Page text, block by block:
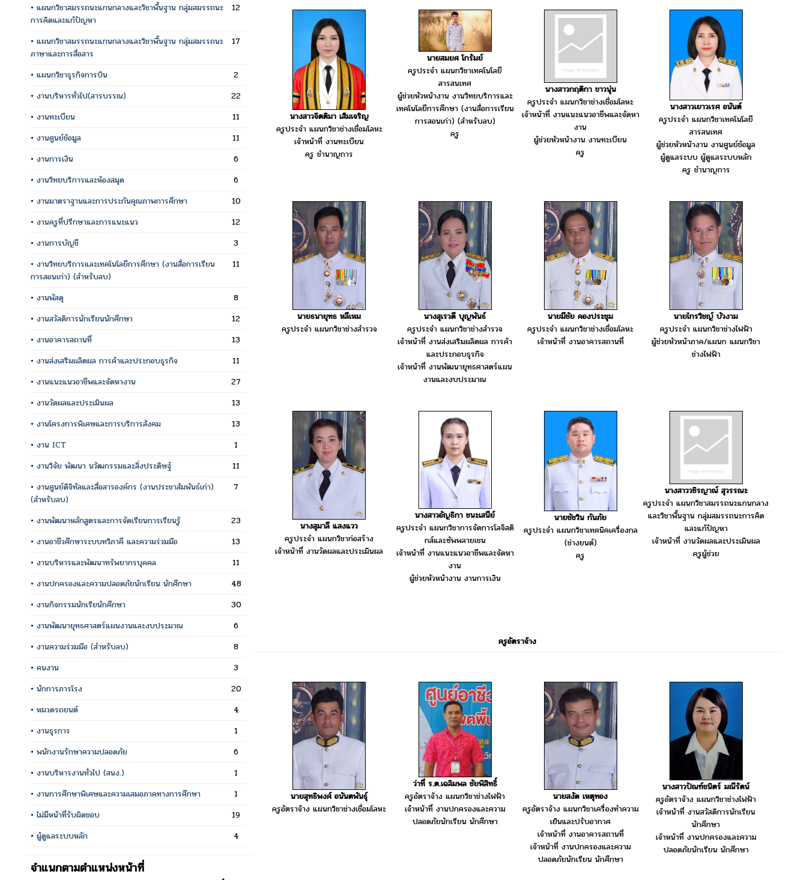
• แผนกวิชาสมรรถนะแกนกลางและวิชาพื้นฐาน กลุ่มสมรรถนะ
การคิดและแก้ปัญหา
12
• แผนกวิชาสมรรถนะแกนกลางและวิชาพื้นฐาน กลุ่มสมรรถนะ
ภาษาและการสื่อสาร
17
• แผนกวิชาธุรกิจการบิน
2
• งานบริหารทั่วไป(สารบรรณ)
22
• งานทะเบียน
11
• งานศูนย์ข้อมูล
11
• งานการเงิน
6
• งานวิทยบริการและห้องสมุด
6
• งานมาตราฐานและการประกันคุณภาพการศึกษา
10
• งานครูที่ปรึกษาและการแนะแนว
12
• งานการบัญชี
3
• งานวิทยบริการและเทคโนโลยีการศึกษา (งานสื่อการเรียน
การสอนเก่า) (สำหรับลบ)
11
• งานพัสดุ
8
• งานสวัสดิการนักเรียนนักศึกษา
12
• งานอาคารสถานที่
13
• งานส่งเสริมผลิตผล การค้าและประกอบธุรกิจ
11
• งานแนะแนวอาชีพและจัดหางาน
27
• งานวัดผลและประเมินผล
13
• งานโครงการพิเศษและการบริการสังคม
13
• งาน ICT
1
• งานวิจัย พัฒนา นวัฒกรรมและสิ่งประดิษฐ์
11
• งานศูนย์ดิจิทัลและสื่อสารองค์กร (งานประชาสัมพันธ์เก่า)
(สำหรับลบ)
7
• งานพัฒนาหลักสูตรและการจัดเรียนการเรียนรู้
23
• งานอาชีวศึกษาระบบทวิภาคี และความร่วมมือ
13
• งานบริหารและพัฒนาทรัพยากรบุคคล
11
• งานปกครองและความปลอดภัยนักเรียน นักศึกษา
48
• งานกิจกรรมนักเรียนักศึกษา
30
• งานพัฒนายุทธศาสตร์แผนงานและงบประมาณ
6
• งานความร่วมมือ (สำหรับลบ)
8
• คนงาน
3
• นักการภารโรง
20
• หมวดรถยนต์
4
• งานธุรการ
1
• พนักงานรักษาความปลอดภัย
6
• งานบริหารงานทั่วไป (สนง.)
1
• งานการศึกษาพิเศษและความเสมอภาคทางการศึกษา
1
•ไม่มีหน้าที่รับผิดชอบ
19
• ผู้ดูแลระบบหลัก 4
จำแนกตามตำแหน่งหน้าที่
นางสาวจิตติมา เส็มเจริญ
ครูประจำ แผนกวิชาช่างเชื่อมโลหะ
เจ้าหน้าที่ งานทะเบียน
ครู ชำนาญการ
นายสมยศ โกรัมย์
ครูประจำ แผนกวิชาเทคโนโลยี
สารสนเทศ
ผู้ช่วยหัวหน้างาน งานวิทยบริการและ
เทคโนโลยีการศึกษา (งานสื่อการเรียน
การสอนเก่า) (สำหรับลบ)
ครู
นางสาวกฤติกา ขาวนุ่น
ครูประจำ แผนกวิชาช่างเชื่อมโลหะ
เจ้าหน้าที่ งานแนะแนวอาชีพและจัดหา
งาน
ผู้ช่วยหัวหน้างาน งานทะเบียน
ครู
นางสาวเยาวเรศ อนันต์
ครูประจำ แผนกวิชาเทคโนโลยี
สารสนเทศ
ผู้ช่วยหัวหน้างาน งานศูนย์ข้อมูล
ผู้ดูแลระบบ ผู้ดูแลระบบหลัก
ครู ชำนาญการ
นายธนายุทธ หลีเหม
ครูประจำ แผนกวิชาช่างสำรวจ
นางสุเรวดี บุญพันธ์
ครูประจำ แผนกวิชาช่างสำรวจ
เจ้าหน้าที่ งานส่งเสริมผลิตผล การค้า
และประกอบธุรกิจ
เจ้าหน้าที่ งานพัฒนายุทธศาสตร์แผน
งานและงบประมาณ
นายมีชัย คองประชุม
ครูประจำ แผนกวิชาช่างเชื่อมโลหะ
เจ้าหน้าที่ งานอาคารสถานที่
นายไกรวิชญ์ บัวงาม
ครูประจำ แผนกวิชาช่างไฟฟ้า
ผู้ช่วยหัวหน้าภาค/แผนก แผนกวิชา
ช่างไฟฟ้า
นางสุมาลี แสงแวว
ครูประจำ แผนกวิชาก่อสร้าง
เจ้าหน้าที่ งานวัดผลและประเมินผล
นางสาวอัญธิกา ชนะเสนีย์
ครูประจำ แผนกวิชาการจัดการโลจิสติ
กส์และซัพพลายเชน
เจ้าหน้าที่ งานแนะแนวอาชีพและจัดหา
งาน
ผู้ช่วยหัวหน้างาน งานการเงิน
นายชัชวิน กันภัย
ครูประจำ แผนกวิชาเทคนิคเครื่องกล
(ช่างยนต์)
ครู
นางสาววชิรญาณ์ สุวรรณะ
ครูประจำ แผนกวิชาสมรรถนะแกนกลาง
และวิชาพื้นฐาน กลุ่มสมรรถนะการคิด
และแก้ปัญหา
เจ้าหน้าที่ งานวัดผลและประเมินผล
ครูผู้ช่วย
ครูอัตราจ้าง
นายสุทธิพงศ์ อนันตพันธุ์
ครูอัตราจ้าง แผนกวิชาช่างเชื่อมโลหะ
ว่าที่ ร.ต.เฉลิมพล ชัยพิสิทธิ์
ครูอัตราจ้าง แผนกวิชาช่างไฟฟ้า
เจ้าหน้าที่ งานปกครองและความ
ปลอดภัยนักเรียน นักศึกษา
นายสงัด เหตุทอง
ครูอัตราจ้าง แผนกวิชาเครื่องทำความ
เย็นและปรับอากาศ
เจ้าหน้าที่ งานอาคารสถานที่
เจ้าหน้าที่ งานปกครองและความ
ปลอดภัยนักเรียน นักศึกษา
นางสาวปัณฑ์ชนิตร์ มณีรัตน์
ครูอัตราจ้าง แผนกวิชาช่างไฟฟ้า
เจ้าหน้าที่ งานสวัสดิการนักเรียน
นักศึกษา
เจ้าหน้าที่ งานปกครองและความ
ปลอดภัยนักเรียน นักศึกษา